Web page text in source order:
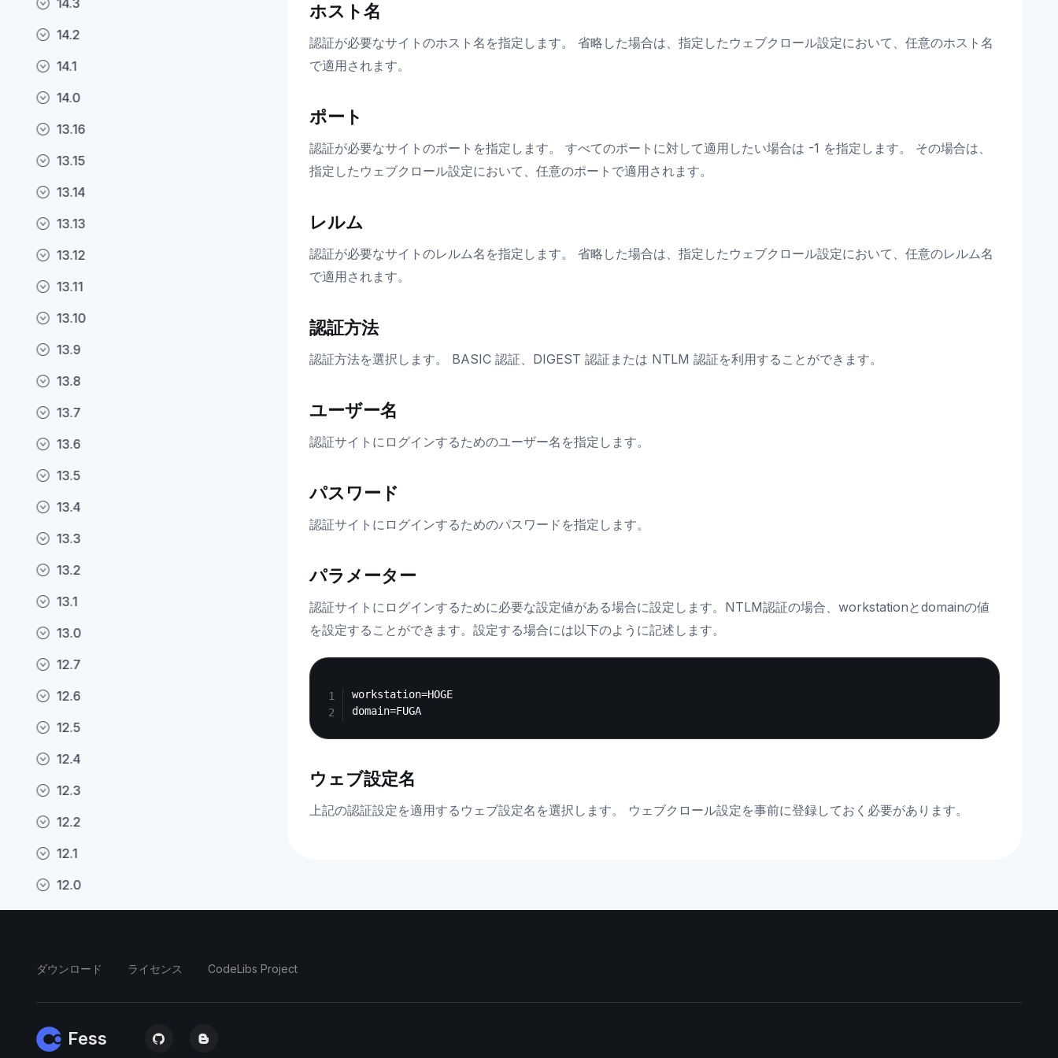
14.3
14.2
14.1
14.0
13.16
13.15
13.14
13.13
13.12
13.11
13.10
13.9
13.8
13.7
13.6
13.5
13.4
13.3
13.2
13.1
13.0
12.7
12.6
12.5
12.4
12.3
12.2
12.1
12.0
11.0
ホスト名
認証が必要なサイトのホスト名を指定します。 省略した場合は、指定したウェブクロール設定において、任意のホスト名
で適用されます。
ポート
認証が必要なサイトのポートを指定します。 すべてのポートに対して適用したい場合は -1 を指定します。 その場合は、
指定したウェブクロール設定において、任意のポートで適用されます。
レルム
認証が必要なサイトのレルム名を指定します。 省略した場合は、指定したウェブクロール設定において、任意のレルム名
で適用されます。
認証方法
認証方法を選択します。 BASIC 認証、DIGEST 認証または NTLM 認証を利用することができます。
ユーザー名
認証サイトにログインするためのユーザー名を指定します。
パスワード
認証サイトにログインするためのパスワードを指定します。
パラメーター
認証サイトにログインするために必要な設定値がある場合に設定します。NTLM認証の場合、workstationとdomainの値
を設定することができます。設定する場合には以下のように記述します。
workstation=HOGE
domain=FUGA
ウェブ設定名
上記の認証設定を適用するウェブ設定名を選択します。 ウェブクロール設定を事前に登録しておく必要があります。
ダウンロード ライセンス CodeLibs Project
Fess